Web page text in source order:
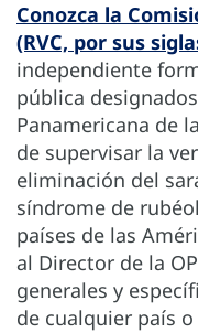
Conozca la
(RVC, por sus
independiente
pública
Panamericana de
de supervisar la
eliminación del
síndrome de
países de las
al Director de la
generales y
de cualquier país